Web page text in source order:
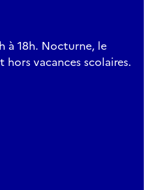
à 18h. Nocturne, le
vacances scolaires.